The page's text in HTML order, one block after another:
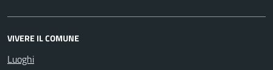
VIVERE IL COMUNE
Luoghi